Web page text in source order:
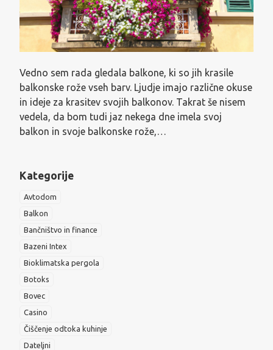
Vedno sem rada gledala balkone, ki so jih krasile
balkonske rože vseh barv. Ljudje imajo različne okuse
in ideje za krasitev svojih balkonov. Takrat še nisem
vedela, da bom tudi jaz nekega dne imela svoj
balkon in svoje balkonske rože,…
Kategorije
Avtodom
Balkon
Bančništvo in finance
Bazeni Intex
Bioklimatska pergola
Botoks
Bovec
Casino
Čiščenje odtoka kuhinje
Dateljni